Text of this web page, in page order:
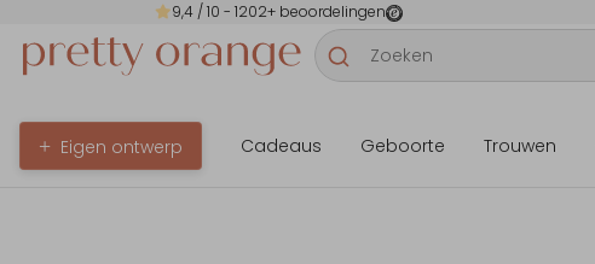
9,4/ 10 - 1202+ beoordelingen
Eigen ontwerp Cadeaus Geboorte Trouwen